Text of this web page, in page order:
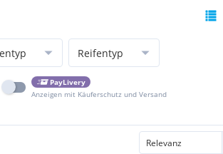
Reifentyp
PayLivery
Anzeigen mit Käuferschutz und Versand